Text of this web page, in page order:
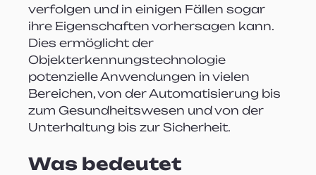
verfolgen und in einigen Fällen sogar
ihre Eigenschaften vorhersagen kann.
Dies ermöglicht der
Objekterkennungstechnologie
potenzielle Anwendungen in vielen
Bereichen, von der Automatisierung bis
zum Gesundheitswesen und von der
Unterhaltung bis zur Sicherheit.
Was bedeutet